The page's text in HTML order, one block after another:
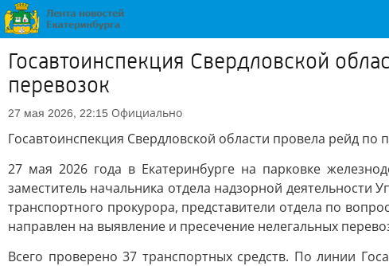
Госавтоинспекция Свердловской
перевозок
27 мая 2026, 22:15 Официально
Госавтоинспекция Свердловской области провела рейд
27 мая 2026 года в Екатеринбурге на парковке
заместитель начальника отдела надзорной деятельности
транспортного прокурора, представители отдела по
направлен на выявление и пресечение нелегальных
Всего проверено 37 транспортных средств. По линии